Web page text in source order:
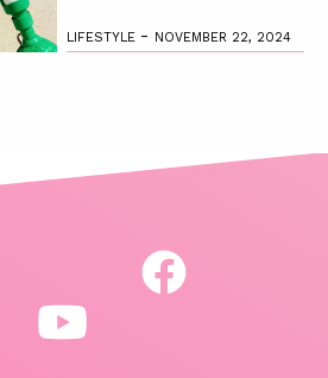
LIFESTYLE - NOVEMBER 22, 2024